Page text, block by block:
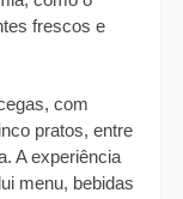
frescos e
com
pratos, entre
A experiência
menu, bebidas